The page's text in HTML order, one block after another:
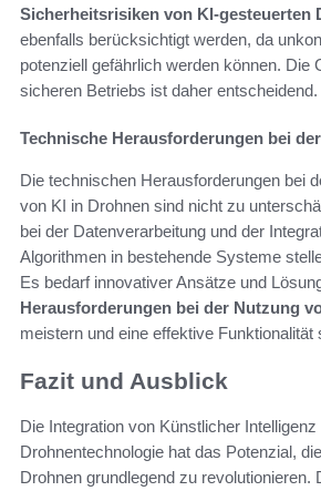
Sicherheitsrisiken von KI-gesteuerten
ebenfalls berücksichtigt werden, da
potenziell gefährlich werden können. Die
sicheren Betriebs ist daher entscheidend.
Technische Herausforderungen bei
Die technischen Herausforderungen bei
von KI in Drohnen sind nicht zu
bei der Datenverarbeitung und der
Algorithmen in bestehende Systeme
Es bedarf innovativer Ansätze und
Herausforderungen bei der Nutzung
meistern und eine effektive Funktionalität
Fazit und Ausblick
Die Integration von Künstlicher Intelligenz
Drohnentechnologie hat das Potenzial,
Drohnen grundlegend zu revolutionieren.